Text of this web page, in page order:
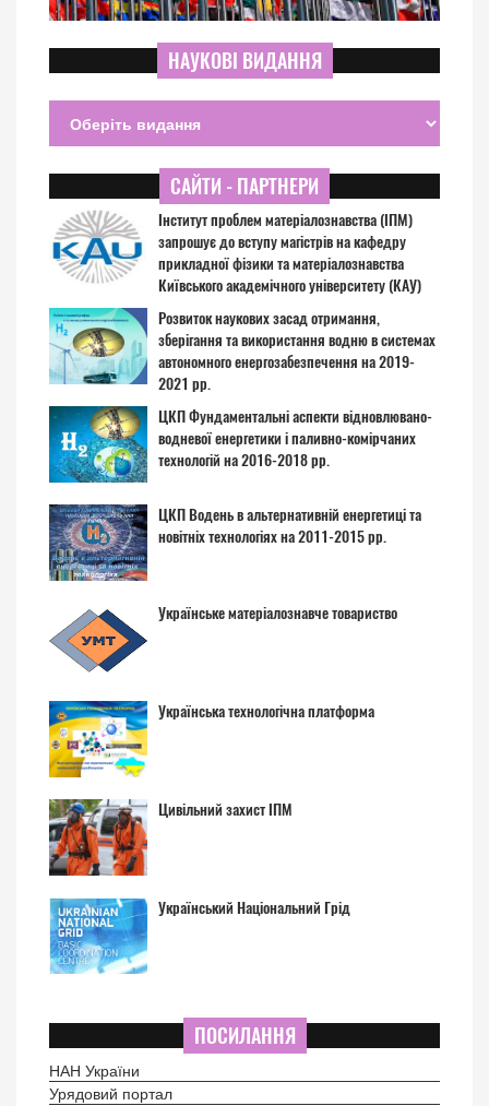
НАУКОВІ ВИДАННЯ
САЙТИ - ПАРТНЕРИ
Інститут проблем матеріалознавства (ІПМ)
запрошує до вступу магістрів на кафедру
прикладної фізики та матеріалознавства
Київського академічного університету (КАУ)
Розвиток наукових засад отримання,
зберігання та використання водню в системах
автономного енергозабезпечення на 2019-
2021 рр.
ЦКП Фундаментальні аспекти відновлювано-
водневої енергетики і паливно-комірчаних
технологій на 2016-2018 рр.
ЦКП Водень в альтернативній енергетиці та
новітніх технологіях на 2011-2015 рр.
Українське матеріалознавче товариство
Українська технологічна платформа
Цивільний захист ІПМ
Український Національний Грід
ПОСИЛАННЯ
НАН України
Урядовий портал